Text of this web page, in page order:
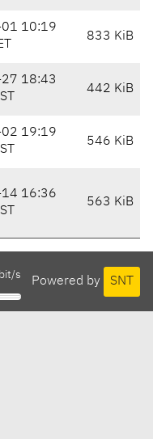
10:19
833 KiB
18:43
442 KiB
19:19
546 KiB
16:36
563 KiB
Powered by SNT
s